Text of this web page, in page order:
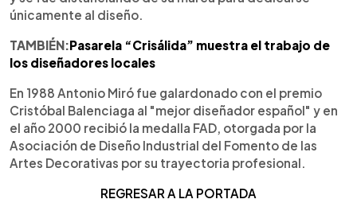
únicamente al diseño.
TAMBIÉN:Pasarela “Crisálida” muestra el trabajo de
los diseñadores locales
En 1988 Antonio Miró fue galardonado con el premio
Cristóbal Balenciaga al "mejor diseñador español" y en
el año 2000 recibió la medalla FAD, otorgada por la
Asociación de Diseño Industrial del Fomento de las
Artes Decorativas por su trayectoria profesional.
REGRESAR A LA PORTADA